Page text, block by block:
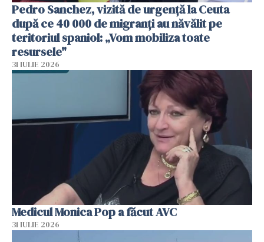
Pedro Sanchez, vizită de urgență la Ceuta
după ce 40 000 de migranți au năvălit pe
teritoriul spaniol: „Vom mobiliza toate
resursele"
31 IULIE 2026
Medicul Monica Pop a făcut AVC
31 IULIE 2026